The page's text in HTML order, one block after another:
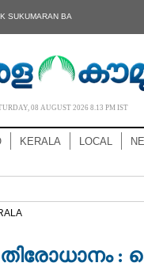
SUKUMARAN BA
08 AUGUST 2026 8.13 PM IST
KERALA LOCAL
തിരോധാനം